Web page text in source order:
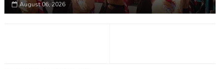
August 06, 2026